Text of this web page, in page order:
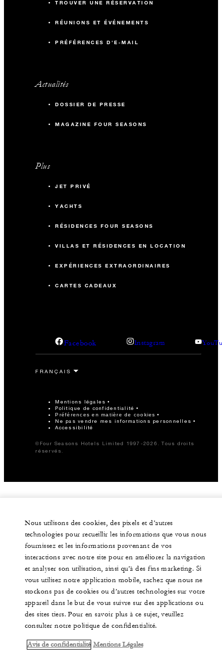
Salle de formation
Réception
Salle de banquet
Salle de banquet
Salle de formation
TROUVER UNE RÉSERVATION
RÉUNIONS ET ÉVÉNEMENTS
PRÉFÉRENCES D'E-MAIL
Actualités
DOSSIER DE PRESSE
MAGAZINE FOUR SEASONS
Plus
JET PRIVÉ
YACHTS
RÉSIDENCES FOUR SEASONS
VILLAS ET RÉSIDENCES EN LOCATION
EXPÉRIENCES EXTRAORDINAIRES
CARTES CADEAUX
Facebook Instagram
Mentions légales
Politique de confidentialité
Préférences en matière de cookies
Ne pas vendre mes informations personnelles
Accessibilité
©Four Seasons Hotels Limited 1997-2026. Tous droits
réservés.
Nous utilisons des cookies, des pixels et d’autres
technologies pour recueillir les informations que vous nous
fournissez et les informations provenant de vos
interactions avec notre site pour en améliorer la navigation
et analyser son utilisation, ainsi qu’à des fins marketing. Si
vous utilisez notre application mobile, sachez que nous ne
stockons pas de cookies ou d’autres technologies sur votre
appareil dans le but de vous suivre sur des applications ou
des sites tiers. Pour en savoir plus à ce sujet, veuillez
consulter notre politique de confidentialité.
Avis de confidentialité Mentions Légales